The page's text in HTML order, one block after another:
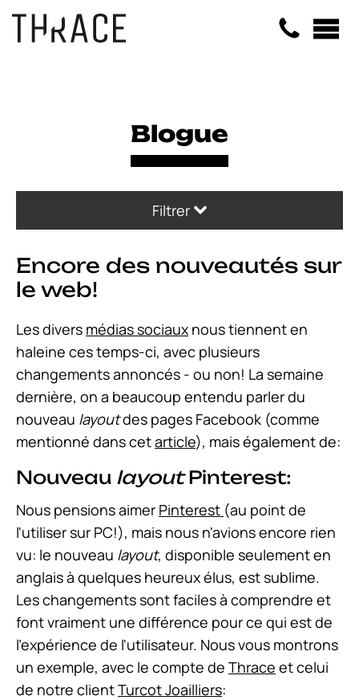
Blogue
Filtrer
Encore des nouveautés sur
le web!
Les divers médias sociaux nous tiennent en
haleine ces temps-ci, avec plusieurs
changements annoncés - ou non! La semaine
dernière, on a beaucoup entendu parler du
nouveau layoutdes pages Facebook (comme
mentionné dans cetarticle), mais également de:
Nouveau layoutPinterest:
Nous pensions aimer Pinterest (au point de
l'utiliser sur PC!), mais nous n'avions encore rien
vu: le nouveau layout, disponible seulement en
anglais à quelques heureux élus, est sublime.
Les changements sont faciles à comprendre et
font vraiment une différence pour ce qui est de
l'expérience de l'utilisateur. Nous vous montrons
un exemple, avec le compte de Thrace et celui
de notre clientTurcot Joailliers: